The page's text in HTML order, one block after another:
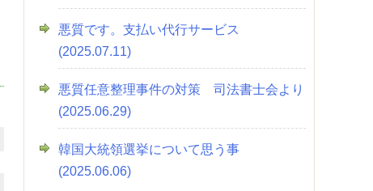
悪質です。支払い代行サービス
(2025.07.11)
悪質任意整理事件の対策 司法書士会より
(2025.06.29)
韓国大統領選挙について思う事
(2025.06.06)